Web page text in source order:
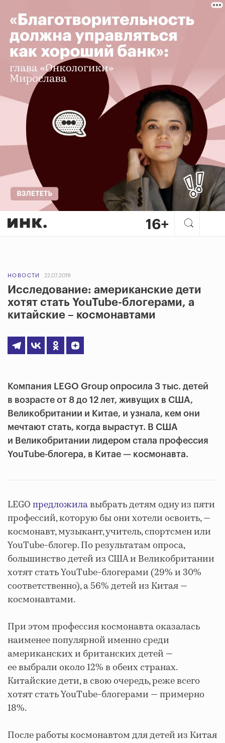
НОВОСТИ 22.07.2019
Исследование: американские дети
хотят стать YouTube-блогерами, а
китайские – космонавтами
Компания LEGO Group опросила 3 тыс. детей
в возрасте от 8 до 12 лет, живущих в США,
Великобритании и Китае, и узнала, кем они
мечтают стать, когда вырастут. В США
и Великобритании лидером стала профессия
YouTube-блогера, в Китае — космонавта.
LEGOпредложилавыбрать детям одну из пяти
профессий, которую бы они хотели освоить, —
космонавт, музыкант, учитель, спортсмен или
YouTube-блогер. По результатам опроса,
большинство детей из США и Великобритании
хотят стать YouTube-блогерами (29% и 30%
соответственно), а 56% детей из Китая —
космонавтами.
При этом профессия космонавта оказалась
наименее популярной именно среди
американских и британских детей —
ее выбрали около 12% в обеих странах.
Китайские дети, в свою очередь, реже всего
хотят стать YouTube-блогерами — примерно
18%.
После работы космонавтом для детей из Китая